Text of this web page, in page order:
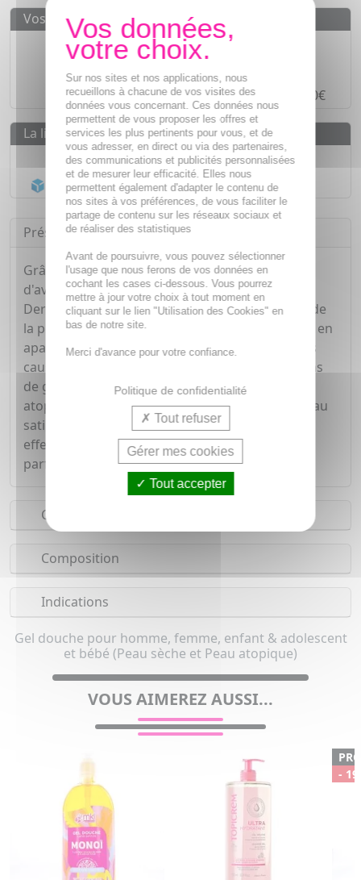
Vos avantages
Des prixIMBATTABLES
Paiement en ligne
SÉCURISÉ
Paiement en4 fois sans fraisà partir de 30€
La livraison
Livraison gratuite dès55€
Acheminement Chronoposten 24h*
Présentation
Grâce à sa formule riche en extrait de Plantules
d'avoine Rhealba, le gel moussant émollient A
Derma Exomega Control favorise l'hydratation de
la peau et la diminution de sa sécheresse. Il agit en
apaisant l'épiderme et en régulant ses réactions
causant son irritation, notamment les sensations
de grattage. Idéal pour les peaux sèches et
atopiques, le gel Exomega vous garantit une peau
satinée et extrêmement hydratée. Des tests
effectués par des dermatologues prouvent sa
parfaite tolérance cutanée
Conseils d'utilisation
Composition
Indications
Gel douche pour homme, femme, enfant & adolescent
et bébé (Peau sèche et Peau atopique)
VOUS AIMEREZ AUSSI...
-
Sur nos sites et nos applications, nous
recueillons à chacune de vos visites des
données vous concernant. Ces données nous
permettent de vous proposer les offres et
services les plus pertinents pour vous, et de
vous adresser, en direct ou via des partenaires,
des communications et publicités personnalisées
et de mesurer leur efficacité. Elles nous
permettent également d'adapter le contenu de
nos sites à vos préférences, de vous faciliter le
partage de contenu sur les réseaux sociaux et
de réaliser des statistiques
Avant de poursuivre, vous pouvez sélectionner
l'usage que nous ferons de vos données en
cochant les cases ci-dessous. Vous pourrez
mettre à jour votre choix à tout moment en
cliquant sur le lien "Utilisation des Cookies" en
bas de notre site.
Merci d'avance pour votre confiance.
Politique de confidentialité
Tout refuser
Gérer mes cookies
Tout accepter